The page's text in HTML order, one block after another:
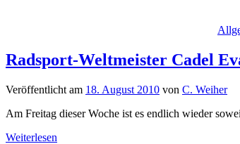
Radsport-Weltmeister Cadel
Veröffentlicht am 18. August 2010 von C. Weiher
Am Freitag dieser Woche ist es endlich wieder
Weiterlesen